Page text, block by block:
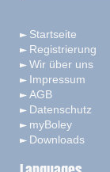
Startseite
Registrierung
Wir über uns
Impressum
AGB
Datenschutz
myBoley
Downloads